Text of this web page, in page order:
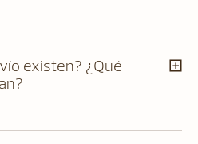
existen? ¿Qué